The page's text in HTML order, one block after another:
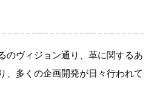
のヴィジョン通り、革に関するあ
、多くの企画開発が日々行われて